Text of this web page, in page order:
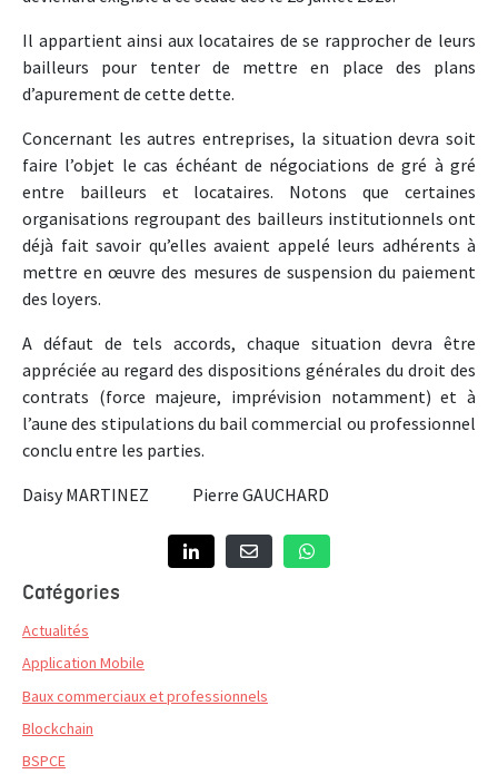
Il appartient ainsi aux locataires de se rapprocher de leurs
bailleurs pour tenter de mettre en place des plans
d’apurement de cette dette.
Concernant les autres entreprises, la situation devra soit
faire l’objet le cas échéant de négociations de gré à gré
entre bailleurs et locataires. Notons que certaines
organisations regroupant des bailleurs institutionnels ont
déjà fait savoir qu’elles avaient appelé leurs adhérents à
mettre en œuvre des mesures de suspension du paiement
des loyers.
A défaut de tels accords, chaque situation devra être
appréciée au regard des dispositions générales du droit des
contrats (force majeure, imprévision notamment) et à
l’aune des stipulations du bail commercial ou professionnel
conclu entre les parties.
Daisy MARTINEZ Pierre GAUCHARD
Catégories
Actualités
Application Mobile
Baux commerciaux et professionnels
Blockchain
BSPCE